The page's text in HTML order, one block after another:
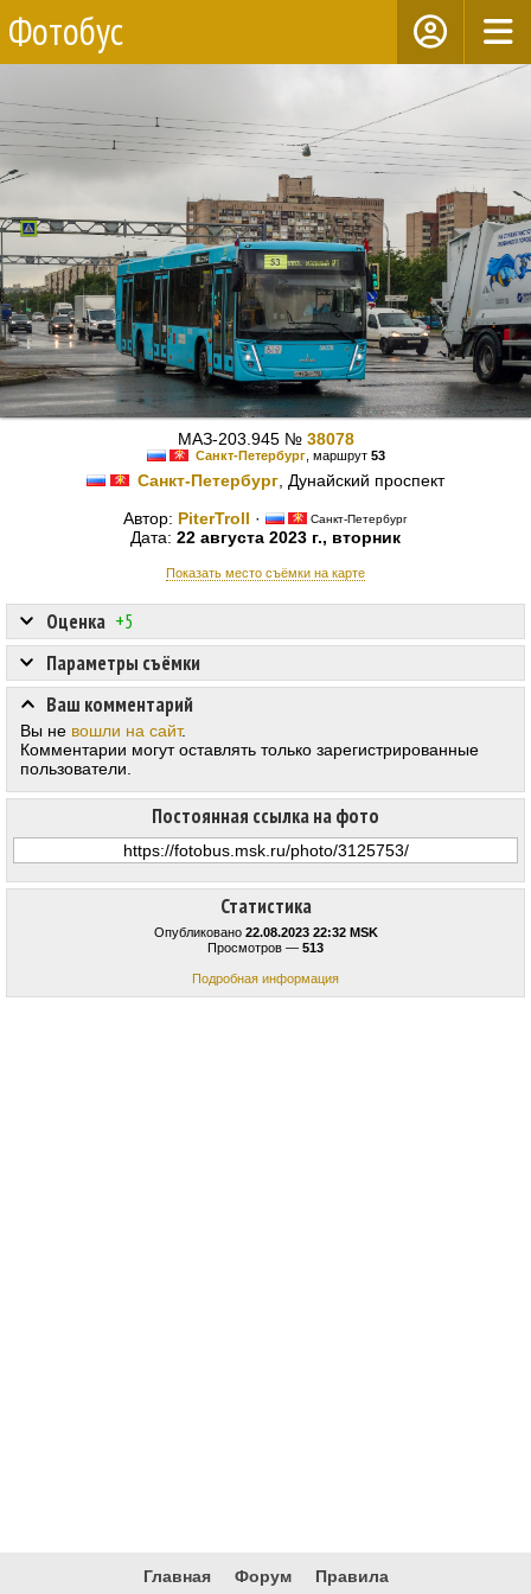
Фотобус
МАЗ-203.945 № 38078
Санкт-Петербург, маршрут 53
Санкт-Петербург , Дунайский проспект
Автор: PiterTroll · Санкт-Петербург
Дата: 22 августа 2023 г., вторник
Показать место съёмки на карте
Статистика
Опубликовано 22.08.2023 22:32 MSK
Просмотров — 513
Подробная информация
Оценка +5
Постоянная ссылка на фото
Параметры съёмки
Ваш комментарий
Вы не вошли на сайт.
Комментарии могут оставлять только зарегистрированные
пользователи.
Главная Форум
Правила